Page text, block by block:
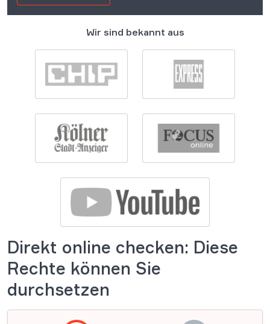
Wir sind bekannt aus
Direkt online checken: Diese
Rechte können Sie
durchsetzen